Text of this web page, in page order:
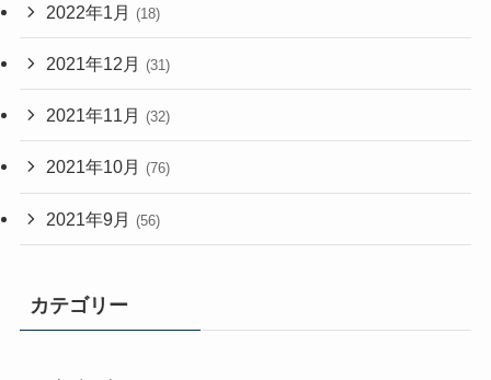
2022年1月 (18)
2021年12月 (31)
2021年11月 (32)
2021年10月 (76)
2021年9月 (56)
カテゴリー